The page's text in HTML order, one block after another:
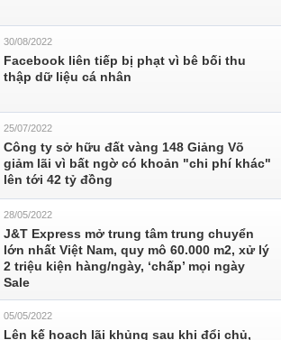
30/08/2022
Facebook liên tiếp bị phạt vì bê bối thu
thập dữ liệu cá nhân
25/07/2022
Công ty sở hữu đất vàng 148 Giảng Võ
giảm lãi vì bất ngờ có khoản "chi phí khác"
lên tới 42 tỷ đồng
28/05/2022
J&T Express mở trung tâm trung chuyển
lớn nhất Việt Nam, quy mô 60.000 m2, xử lý
2 triệu kiện hàng/ngày, ‘chấp’ mọi ngày
Sale
05/05/2022
Lên kế hoạch lãi khủng sau khi đổi chủ,